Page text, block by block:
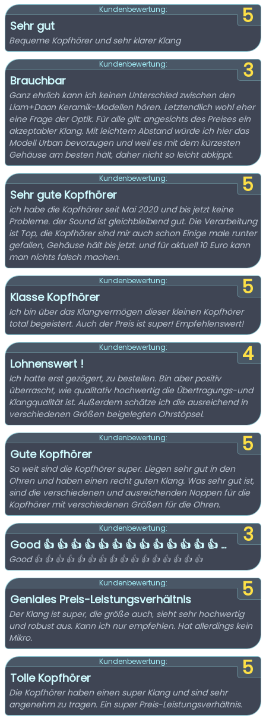
5
Kundenbewertung:
Sehr gut
Bequeme Kopfhörer und sehr klarer Klang
3
Kundenbewertung:
Brauchbar
Ganz ehrlich kann ich keinen Unterschied zwischen den
Liam+Daan Keramik-Modellen hören. Letztendlich wohl eher
eine Frage der Optik. Für alle gilt: angesichts des Preises ein
akzeptabler Klang. Mit leichtem Abstand würde ich hier das
Modell Urban bevorzugen und weil es mit dem kürzesten
Gehäuse am besten hält, daher nicht so leicht abkippt.
5
Kundenbewertung:
Sehr gute Kopfhörer
ich habe die Kopfhörer seit Mai 2020 und bis jetzt keine
Probleme. der Sound ist gleichbleibend gut. Die Verarbeitung
ist Top, die Kopfhörer sind mir auch schon Einige male runter
gefallen, Gehäuse hält bis jetzt. und für aktuell 10 Euro kann
man nichts falsch machen.
5
Kundenbewertung:
Klasse Kopfhörer
Ich bin über das Klangvermögen dieser kleinen Kopfhörer
total begeistert. Auch der Preis ist super! Empfehlenswert!
4
Kundenbewertung:
Lohnenswert !
Ich hatte erst gezögert, zu bestellen. Bin aber positiv
überrascht, wie qualitativ hochwertig die Übertragungs-und
Klangqualität ist. Außerdem schätze ich die ausreichend in
verschiedenen Größen beigelegten Ohrstöpsel.
5
Kundenbewertung:
Gute Kopfhörer
So weit sind die Kopfhörer super. Liegen sehr gut in den
Ohren und haben einen recht guten Klang. Was sehr gut ist,
sind die verschiedenen und ausreichenden Noppen für die
Kopfhörer mit verschiedenen Größen für die Ohren.
3
Kundenbewertung:
Good 👍 👍 👍 👍 👍 👍 👍 👍 👍 👍 👍 👍 👍 ...
Good 👍 👍 👍 👍 👍 👍 👍 👍 👍 👍 👍 👍 👍 👍 👍 👍
5
Kundenbewertung:
Geniales Preis-Leistungsverhältnis
Der Klang ist super, die größe auch, sieht sehr hochwertig
und robust aus. Kann ich nur empfehlen. Hat allerdings kein
Mikro.
5
Kundenbewertung:
Tolle Kopfhörer
Die Kopfhörer haben einen super Klang und sind sehr
angenehm zu tragen. Ein super Preis-Leistungsverhältnis.